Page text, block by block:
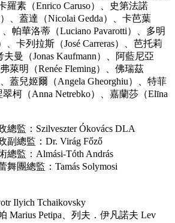
羅素（Enrico Caruso）、史第法諾
）、蓋達（Nicolai Gedda）、卡芭葉
、帕華洛蒂（Luciano Pavarotti）、多明
、卡列拉斯（José Carreras）、芭托莉
夫曼（Jonas Kaufmann）、阿藍尼亞
弗萊明（Renée Fleming）、佛瑞茲
、蓋兒姬爾（Angela Gheorghiu）、特菲
柯（Anna Netrebko）、嘉蘭莎（Elīna
監：Szilveszter Ókovács DLA
副總監：Dr. Virág Főző
總監：Almási-Tóth András
團總監：Tamás Solymosi
Ilyich Tchaikovsky
Marius Petipa、列夫．伊凡諾夫 Lev